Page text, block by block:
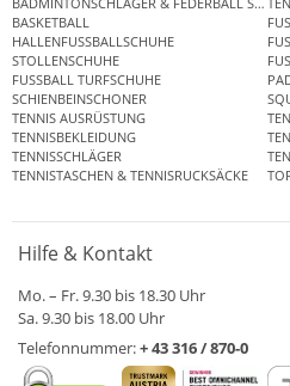
BASKETBALL
HALLENFUSSBALLSCHUHE
STOLLENSCHUHE
FUSSBALL TURFSCHUHE
SCHIENBEINSCHONER
TENNIS AUSRÜSTUNG
TENNISBEKLEIDUNG
TENNISSCHLÄGER
TENNISTASCHEN & TENNISRUCKSÄCKE
Hilfe & Kontakt
Mo. – Fr. 9.30 bis 18.30 Uhr
Sa. 9.30 bis 18.00 Uhr
Telefonnummer:+ 43 316 / 870-0